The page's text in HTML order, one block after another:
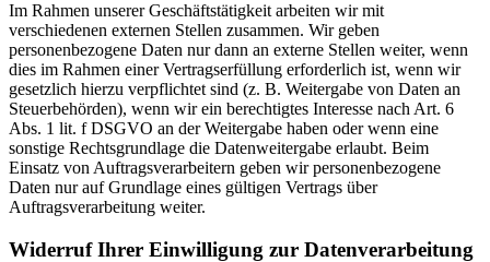
Im Rahmen unserer Geschäftstätigkeit arbeiten wir mit
verschiedenen externen Stellen zusammen. Wir geben
personenbezogene Daten nur dann an externe Stellen weiter, wenn
dies im Rahmen einer Vertragserfüllung erforderlich ist, wenn wir
gesetzlich hierzu verpflichtet sind (z. B. Weitergabe von Daten an
Steuerbehörden), wenn wir ein berechtigtes Interesse nach Art. 6
Abs. 1 lit. f DSGVO an der Weitergabe haben oder wenn eine
sonstige Rechtsgrundlage die Datenweitergabe erlaubt. Beim
Einsatz von Auftragsverarbeitern geben wir personenbezogene
Daten nur auf Grundlage eines gültigen Vertrags über
Auftragsverarbeitung weiter.
Widerruf Ihrer Einwilligung zur Datenverarbeitung